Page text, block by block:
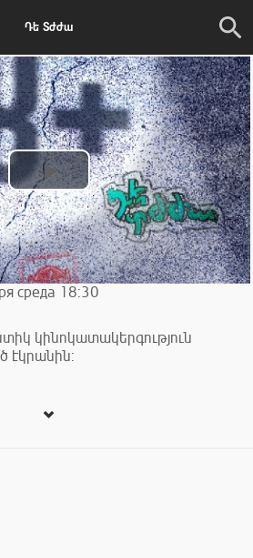
Դե Տժժա
Play
Video
среда 18:30
կինոկատակերգություն
էկրանին: